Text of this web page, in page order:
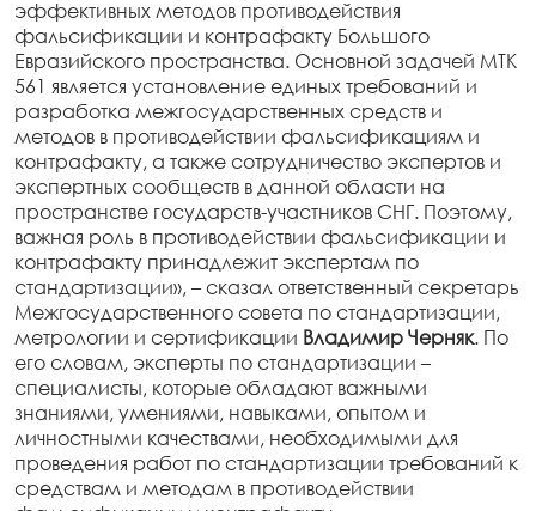
эффективных методов противодействия
фальсификации и контрафакту Большого
Евразийского пространства. Основной задачей МТК
561 является установление единых требований и
разработка межгосударственных средств и
методов в противодействии фальсификациям и
контрафакту, а также сотрудничество экспертов и
экспертных сообществ в данной области на
пространстве государств-участников СНГ. Поэтому,
важная роль в противодействии фальсификации и
контрафакту принадлежит экспертам по
стандартизации», – сказал ответственный секретарь
Межгосударственного совета по стандартизации,
метрологии и сертификации Владимир Черняк. По
его словам, эксперты по стандартизации –
специалисты, которые обладают важными
знаниями, умениями, навыками, опытом и
личностными качествами, необходимыми для
проведения работ по стандартизации требований к
средствам и методам в противодействии